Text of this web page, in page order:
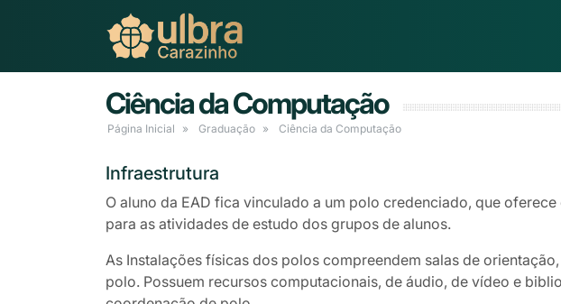
Ciência da Computação
Página Inicial Graduação Ciência da Computação
Infraestrutura
O aluno da EAD fica vinculado a um polo credenciado, que
para as atividades de estudo dos grupos de alunos.
As Instalações físicas dos polos compreendem salas de
polo. Possuem recursos computacionais, de áudio, de vídeo e